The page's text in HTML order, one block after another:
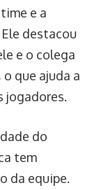
e a
destacou
e o colega
que ajuda a
jogadores.
do
tem
da equipe.